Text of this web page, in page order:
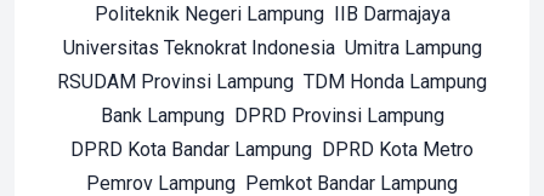
Politeknik Negeri Lampung IIB Darmajaya
Universitas Teknokrat Indonesia Umitra Lampung
RSUDAM Provinsi Lampung TDM Honda Lampung
Bank Lampung DPRD Provinsi Lampung
DPRD Kota Bandar Lampung DPRD Kota Metro
Pemrov Lampung Pemkot Bandar Lampung